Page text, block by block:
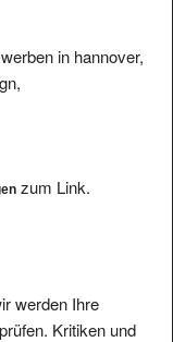
in hannover,
zum Link.
werden Ihre
Kritiken und